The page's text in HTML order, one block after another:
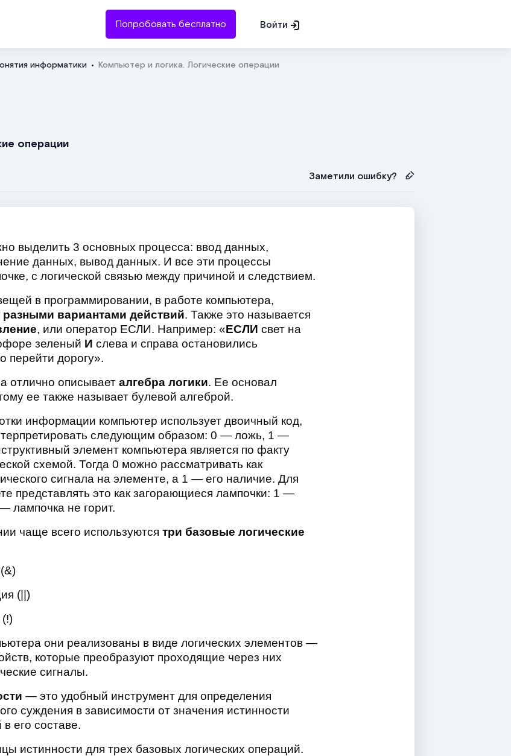
Попробовать бесплатно Войти
информатики Компьютер и логика. Логические операции
операции
Заметили ошибку?
выделить 3 основных процесса: ввод данных,
данных, вывод данных. И все эти процессы
с логической связью между причиной и следствием.
в программировании, в работе компьютера,
вариантами действий. Также это называется
, или оператор ЕСЛИ. Например: «ЕСЛИ свет на
зеленый И слева и справа остановились
перейти дорогу».
отлично описывает алгебра логики. Ее основал
ее также называет булевой алгеброй.
информации компьютер использует двоичный код,
следующим образом: 0 — ложь, 1 —
элемент компьютера является по факту
схемой. Тогда 0 можно рассматривать как
сигнала на элементе, а 1 — его наличие. Для
представлять это как загорающиеся лампочки: 1 —
лампочка не горит.
чаще всего используются три базовые логические
(||)
они реализованы в виде логических элементов —
которые преобразуют проходящие через них
сигналы.
— это удобный инструмент для определения
суждения в зависимости от значения истинности
его составе.
истинности для трех базовых логических операций.